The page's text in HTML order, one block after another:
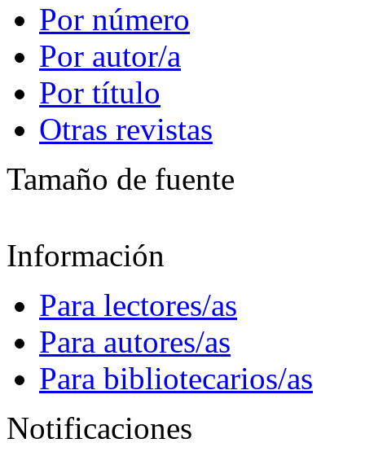
Por número
Por autor/a
Por título
Otras revistas
Tamaño de fuente
Información
Para lectores/as
Para autores/as
Para bibliotecarios/as
Notificaciones